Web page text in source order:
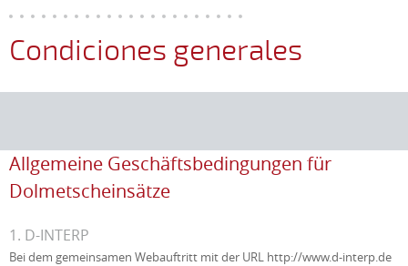
Condiciones generales
Allgemeine Geschäftsbedingungen für
Dolmetscheinsätze
1. D-INTERP
Bei dem gemeinsamen Webauftritt mit der URL http://www.d-interp.de